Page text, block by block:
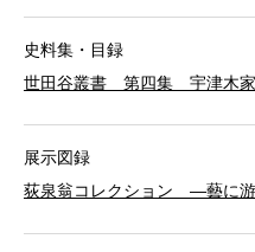
史料集・目録
世田谷叢書 第四集 宇津木家
展示図録
荻泉翁コレクション ―藝に